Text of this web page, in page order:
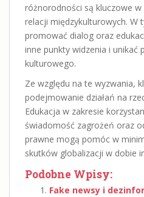
różnorodności są kluczowe
relacji międzykulturowych. W
promować dialog oraz
inne punkty widzenia i unikać
kulturowego.
Ze względu na te wyzwania,
podejmowanie działań na
Edukacja w zakresie
świadomość zagrożeń oraz
prawne mogą pomóc w
skutków globalizacji w dobie
Podobne Wpisy:
Fake newsy i